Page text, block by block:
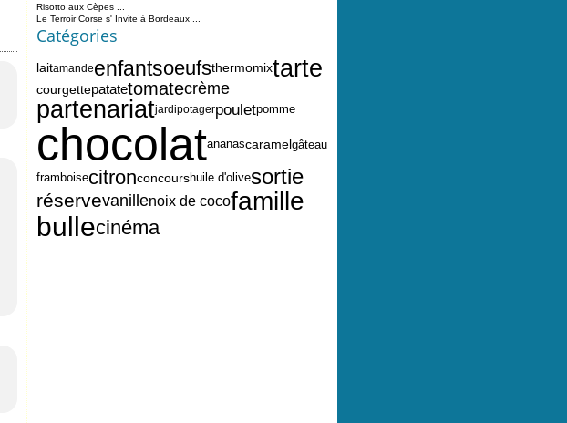
Risotto aux Cèpes ...
Le Terroir Corse s' Invite à Bordeaux ...
Catégories
laitamandeenfantsoeufsthermomixtarte
courgettepatatetomatecrème
partenariatjardipotagerpouletpomme
chocolatananascaramelgâteau
framboisecitronconcourshuile d'olivesortie
réservevanillenoix de cocofamille
bullecinéma